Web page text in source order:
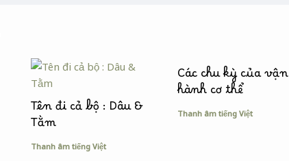
Tên đi cả bộ : Dâu &
Tằm
Thanh âm tiếng Việt
Các chu kỳ của vận
hành cơ thể
Thanh âm tiếng Việt